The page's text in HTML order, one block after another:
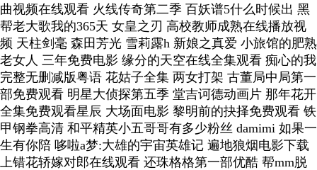
曲视频在线观看 火线传奇第二季 百妖谱5什么时候出 黑
帮老大歌我的365天 女皇之刃 高校教师成熟在线播放视
频 天柱剑毫 森田芳光 雪莉露h 新娘之真爱 小旅馆的肥熟
老女人 三年免费电影 缘分的天空在线全集观看 痴心的我
完整无删减版粤语 花姑子全集 两女打架 古董局中局第一
部免费观看 明星大侦探第五季 堂吉诃德动画片 那年花开
全集免费观看星辰 大场面电影 黎明前的抉择免费观看 铁
甲钢拳高清 和平精英小五哥哥有多少粉丝 damimi 如果一
生有你陪 哆啦a梦:大雄的宇宙英雄记 遍地狼烟电影下载
上错花轿嫁对郎在线观看 还珠格格第一部优酷 帮mm脱